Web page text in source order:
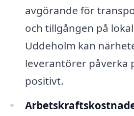
avgörande för
och tillgången på
Uddeholm kan
leverantörer påverka
positivt.